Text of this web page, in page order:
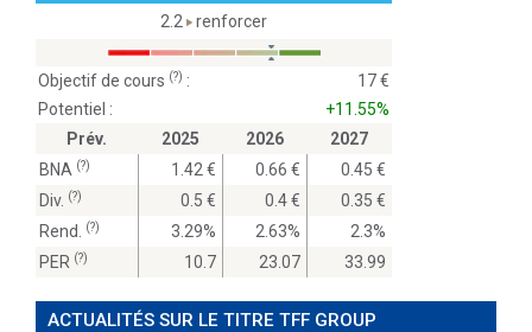
2.2
renforcer
Objectif de cours (?) :
17
Potentiel :
+11.55%
Prév.
2025 2026
2027
BNA (?) 1.42 0.66
0.45
Div. (?) 0.5 0.4
0.35
Rend.
(?) 3.29% 2.63%
2.3%
PER (?) 10.7 23.07 33.99
ACTUALITÉS SUR LE TITRE TFF GROUP